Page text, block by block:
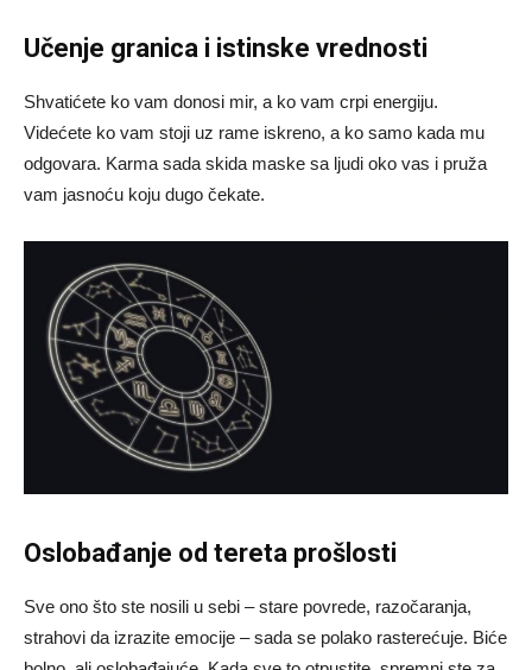
Učenje granica i istinske vrednosti
Shvatićete ko vam donosi mir, a ko vam crpi energiju.
Videćete ko vam stoji uz rame iskreno, a ko samo kada mu
odgovara. Karma sada skida maske sa ljudi oko vas i pruža
vam jasnoću koju dugo čekate.
Oslobađanje od tereta prošlosti
Sve ono što ste nosili u sebi – stare povrede, razočaranja,
strahovi da izrazite emocije – sada se polako rasterećuje. Biće